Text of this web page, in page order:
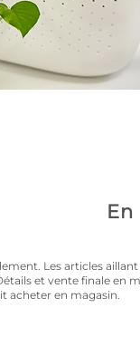
Les articles
et vente finale
acheter en magasin.